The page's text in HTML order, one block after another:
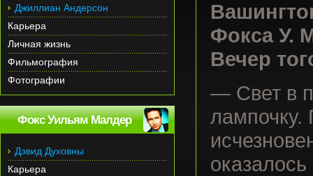
Фокса У.
Вечер
— Свет в
Джиллиан Андерсон
Карьера
Личная жизнь
Фильмография
Фотографии
Фокс Уильям Малдер
Дэвид Духовны
Карьера